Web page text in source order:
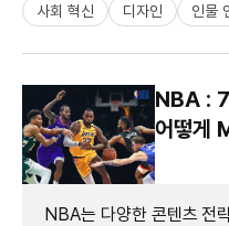
사회 혁신 디자인 인물
NBA :
어떻게
NBA는 다양한 콘텐츠 전